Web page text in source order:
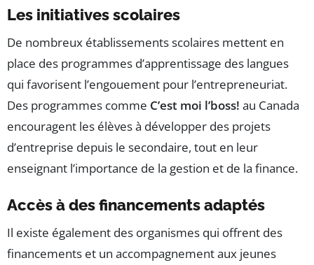
Les initiatives scolaires
De nombreux établissements scolaires mettent en
place des programmes d’apprentissage des langues
qui favorisent l’engouement pour l’entrepreneuriat.
Des programmes comme C’est moi l’boss! au Canada
encouragent les élèves à développer des projets
d’entreprise depuis le secondaire, tout en leur
enseignant l’importance de la gestion et de la finance.
Accès à des financements adaptés
Il existe également des organismes qui offrent des
financements et un accompagnement aux jeunes